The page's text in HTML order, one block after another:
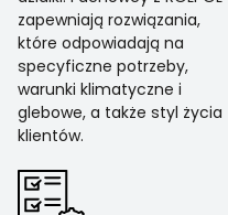
zapewniają rozwiązania,
które odpowiadają na
specyficzne potrzeby,
warunki klimatyczne i
glebowe, a także styl życia
klientów.